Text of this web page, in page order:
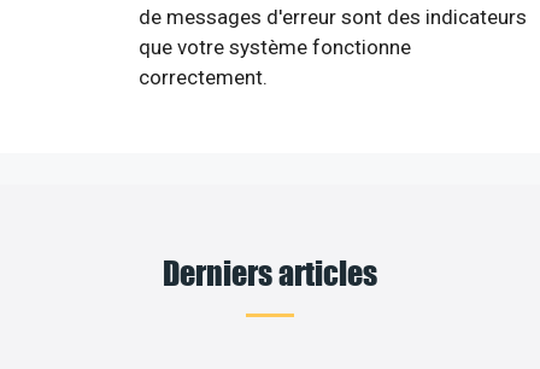
de messages d'erreur sont des indicateurs
que votre système fonctionne
correctement.
Derniers articles